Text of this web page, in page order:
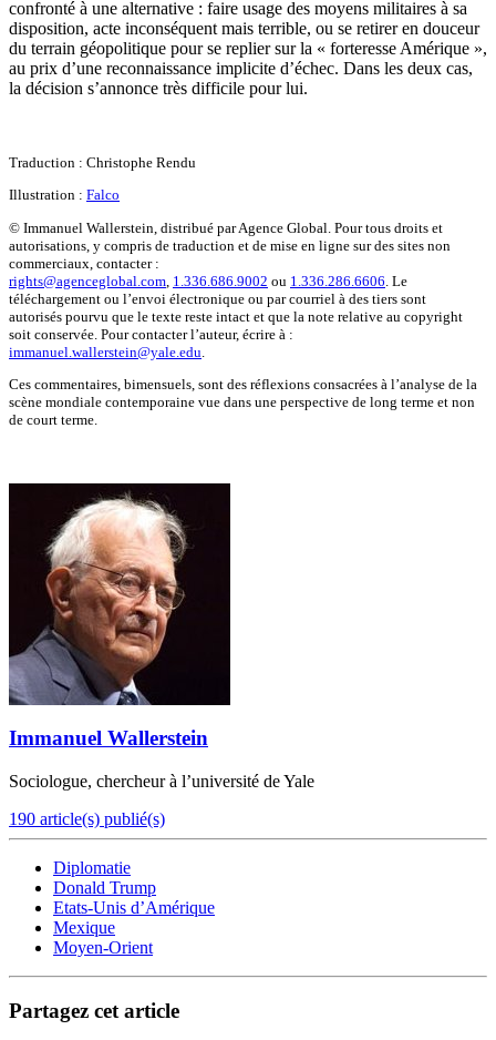
confronté à une alternative : faire usage des moyens militaires à sa
disposition, acte inconséquent mais terrible, ou se retirer en douceur
du terrain géopolitique pour se replier sur la « forteresse Amérique »,
au prix d’une reconnaissance implicite d’échec. Dans les deux cas,
la décision s’annonce très difficile pour lui.
Traduction : Christophe Rendu
Illustration : Falco
© Immanuel Wallerstein, distribué par Agence Global. Pour tous droits et
autorisations, y compris de traduction et de mise en ligne sur des sites non
commerciaux, contacter :
rights@agenceglobal.com 1.336.686.9002 ou 1.336.286.6606 . Le
téléchargement ou l’envoi électronique ou par courriel à des tiers sont
autorisés pourvu que le texte reste intact et que la note relative au copyright
soit conservée. Pour contacter l’auteur, écrire à :
immanuel.wallerstein@yale.edu
Ces commentaires, bimensuels, sont des réflexions consacrées à l’analyse de la
scène mondiale contemporaine vue dans une perspective de long terme et non
de court terme.
Immanuel Wallerstein
Sociologue, chercheur à l’université de Yale
190 article(s) publié(s)
Diplomatie
Donald Trump
Etats-Unis d’Amérique
Mexique
Moyen-Orient
Partagez cet article